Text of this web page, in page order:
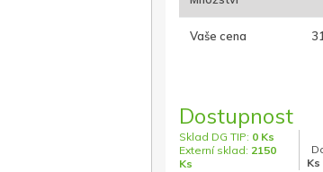
Vaše cena
Dostupnost
Sklad DG TIP: 0 Ks
Externí sklad: 2150
Ks
Ks